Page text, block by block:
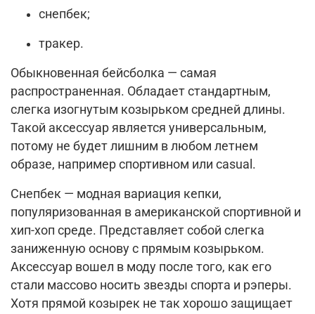
снепбек;
тракер.
Обыкновенная бейсболка — самая
распространенная. Обладает стандартным,
слегка изогнутым козырьком средней длины.
Такой аксессуар является универсальным,
потому не будет лишним в любом летнем
образе, например спортивном или casual.
Снепбек — модная вариация кепки,
популяризованная в американской спортивной и
хип-хоп среде. Представляет собой слегка
заниженную основу с прямым козырьком.
Аксессуар вошел в моду после того, как его
стали массово носить звезды спорта и рэперы.
Хотя прямой козырек не так хорошо защищает